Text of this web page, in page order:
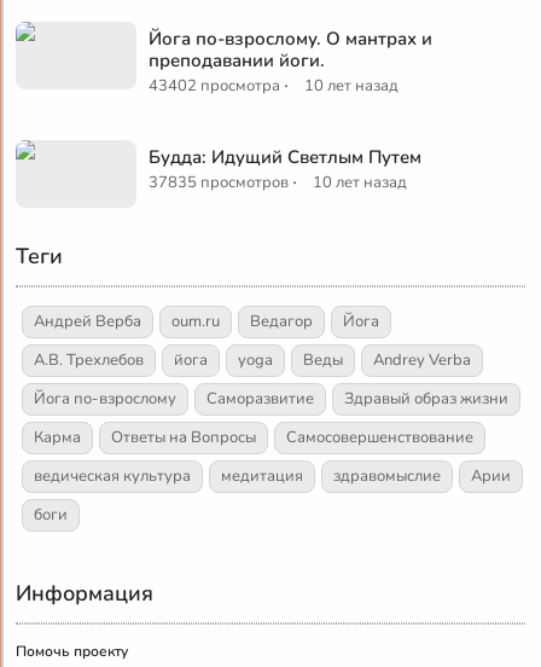
Йога по-взрослому. О мантрах и
преподавании йоги.
43402 просмотра · 10 лет назад
Будда: Идущий Светлым Путем
37835 просмотров · 10 лет назад
Теги
Андрей Верба oum.ru Ведагор
Йога
А.В. Трехлебов
йога yoga Веды
Andrey Verba
Йога по-взрослому
Саморазвитие
Здравый образ жизни
Карма
Ответы на Вопросы
Самосовершенствование
ведическая культура
медитация здравомыслие
Арии
боги
Информация
Помочь проекту